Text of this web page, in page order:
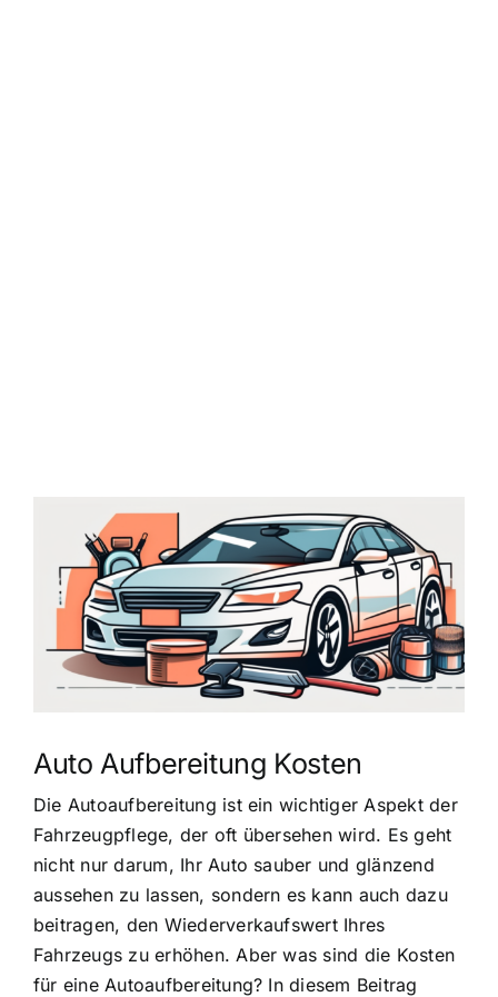
grösseres
Bild
Auto Aufbereitung Kosten
Die Autoaufbereitung ist ein wichtiger Aspekt der
Fahrzeugpflege, der oft übersehen wird. Es geht
nicht nur darum, Ihr Auto sauber und glänzend
aussehen zu lassen, sondern es kann auch dazu
beitragen, den Wiederverkaufswert Ihres
Fahrzeugs zu erhöhen. Aber was sind die Kosten
für eine Autoaufbereitung? In diesem Beitrag